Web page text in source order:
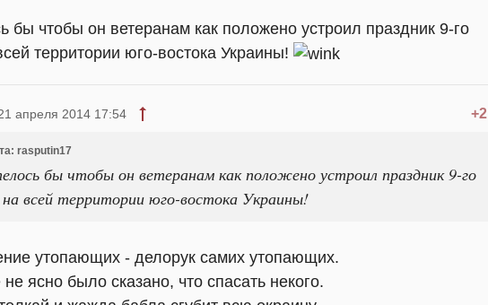
бы чтобы он ветеранам как положено устроил праздник 9-го
территории юго-востока Украины!
+2
апреля 2014 17:54
rasputin17
бы чтобы он ветеранам как положено устроил праздник 9-го
всей территории юго-востока Украины!
утопающих - делорук самих утопающих.
не ясно было сказано, что спасать некого.